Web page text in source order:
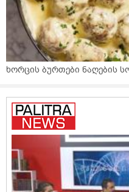
ხორცის ბურთები ნაღების